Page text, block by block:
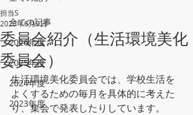
全ての記事
2026年度
2025年度
2024年度
2023年度
委員会紹介（生活環境美化
委員会）
担当S
2023年6月9日
生活環境美化委員会では、学校生活を
よくするための毎月を具体的に考えた
り、集会で発表したりしています。